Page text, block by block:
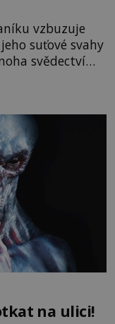
vzbuzuje
suťové svahy
svědectví
lidské
propojují
a zprávy
na ulici!